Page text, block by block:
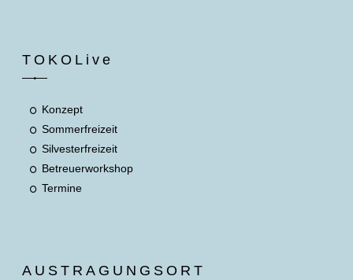
TOKOLive
Konzept
Sommerfreizeit
Silvesterfreizeit
Betreuerworkshop
Termine
AUSTRAGUNGSORT